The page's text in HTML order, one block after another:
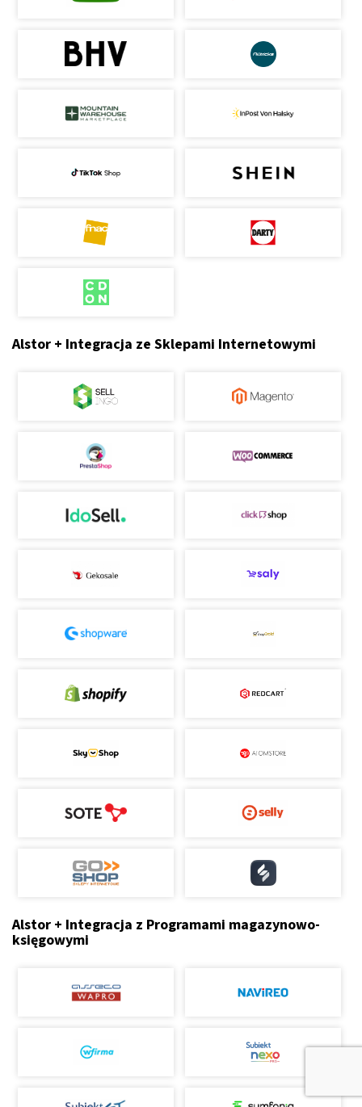
Alstor + Integracja ze Sklepami Internetowymi
Alstor + Integracja z Programami magazynowo-
księgowymi